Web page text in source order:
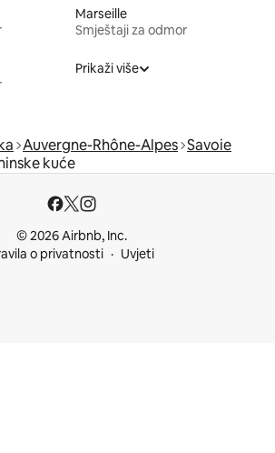
Marseille
Smještaji za odmor
Prikaži više
Auvergne-Rhône-Alpes Savoie
kuće
© 2026 Airbnb, Inc.
o privatnosti
Uvjeti